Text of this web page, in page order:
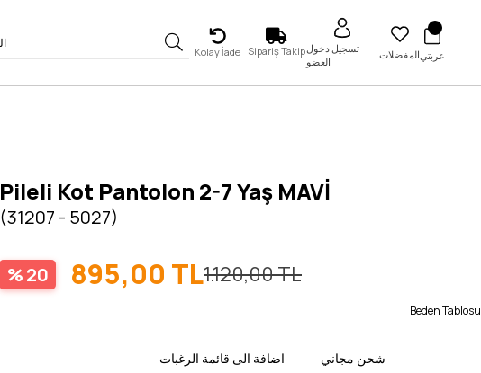
Kolay İade Sipariş Takipتسجيل دخول
العضو
المفضلاتعربتي
Pileli Kot Pantolon 2-7 Yaş MAVİ
(31207 - 5027)
20 1.120,00 TL
895,00 TL
Beden Tablosu
اضافة الى قائمة الرغبات شحن مجاني